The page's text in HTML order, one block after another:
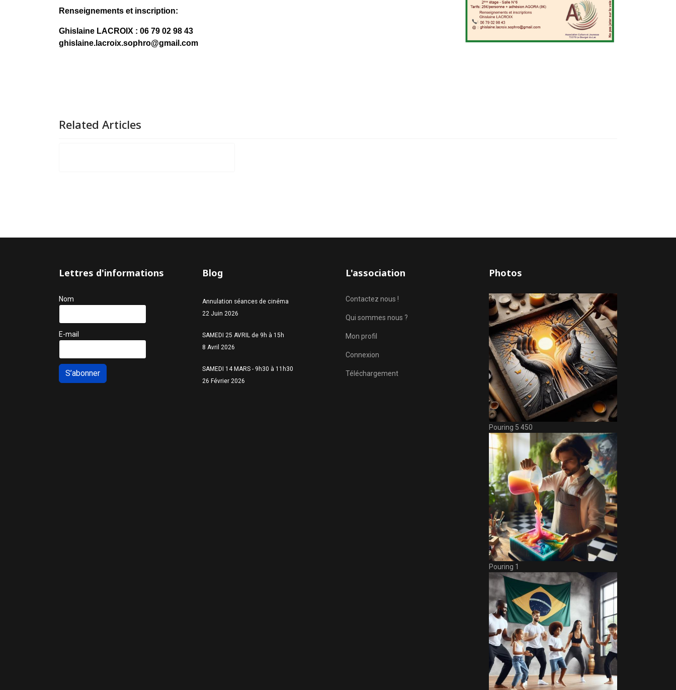
Renseignements et inscription:
Ghislaine LACROIX : 06 79 02 98 43
ghislaine.lacroix.sophro@gmail.com
Related Articles
Lettres d'informations
Nom
E-mail
S’abonner
Blog
Annulation séances de cinéma
22 Juin 2026
SAMEDI 25 AVRIL de 9h à 15h
8 Avril 2026
SAMEDI 14 MARS - 9h30 à 11h30
26 Février 2026
L'association
Contactez nous !
Qui sommes nous ?
Mon profil
Connexion
Téléchargement
Photos
Pouring 5 450
Pouring 1